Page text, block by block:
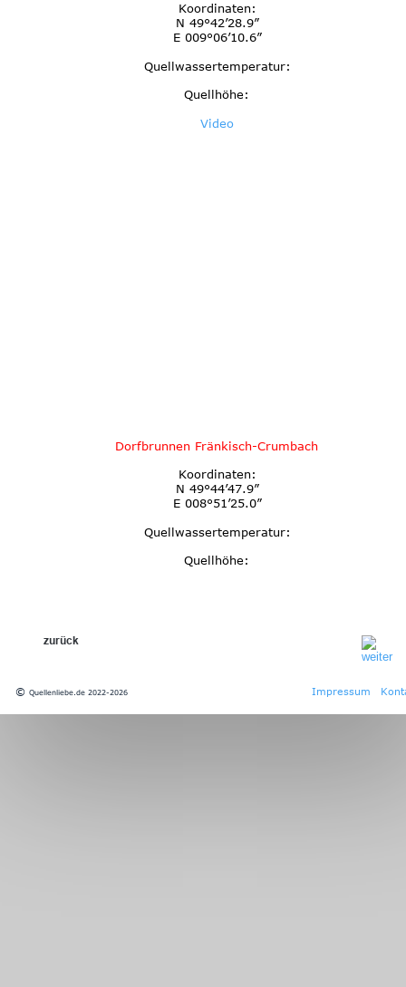
Koordinaten:
N 49°42’28.9”
E 009°06’10.6”
Quellwassertemperatur:
Quellhöhe:
Video
Dorfbrunnen Fränkisch-Crumbach
Koordinaten:
N 49°44’47.9”
E 008°51’25.0”
Quellwassertemperatur:
Quellhöhe:
zurück
© Quellenliebe.de 2022-2026 Impressum